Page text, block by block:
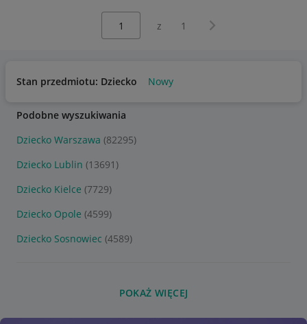
z 1 Następna strona
Stan przedmiotu: Dziecko Nowy
Podobne wyszukiwania
Dziecko Warszawa (82295)
Dziecko Lublin (13691)
Dziecko Kielce (7729)
Dziecko Opole (4599)
Dziecko Sosnowiec (4589)
POKAŻ WIĘCEJ